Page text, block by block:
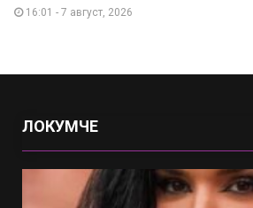
16:01 - 7 август, 2026
ЛОКУМЧЕ